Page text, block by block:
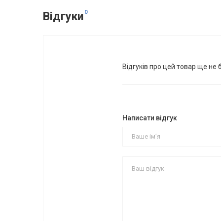
Відгуки 0
Відгуків про цей товар ще не
Написати відгук